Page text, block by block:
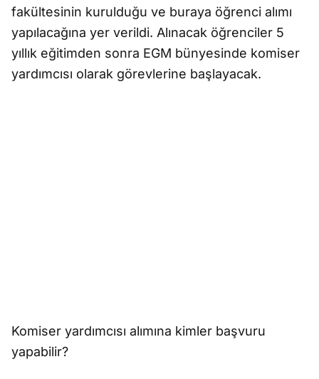
fakültesinin kurulduğu ve buraya öğrenci alımı
yapılacağına yer verildi. Alınacak öğrenciler 5
yıllık eğitimden sonra EGM bünyesinde komiser
yardımcısı olarak görevlerine başlayacak.
Komiser yardımcısı alımına kimler başvuru
yapabilir?